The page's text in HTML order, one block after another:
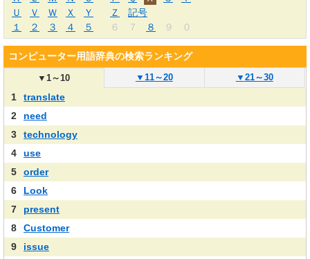
Ｕ
Ｖ Ｗ Ｘ Ｙ Ｚ
記号
１
２ ３ ４ ５ ６ ７ ８ ９ ０
コンピューター用語辞典の検索ランキング
▼1～10 ▼ 11～20 ▼ 21～30
1
translate
2
need
3
technology
4
use
5
order
6
Look
7
present
8
Customer
9
issue